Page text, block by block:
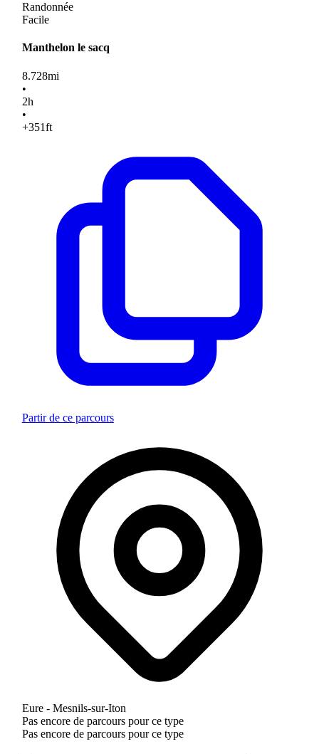
Randonnée
Facile
Manthelon le sacq
8.728mi
•
2h
•
+351ft
Partir de ce parcours
Eure - Mesnils-sur-Iton
Pas encore de parcours pour ce type
Pas encore de parcours pour ce type